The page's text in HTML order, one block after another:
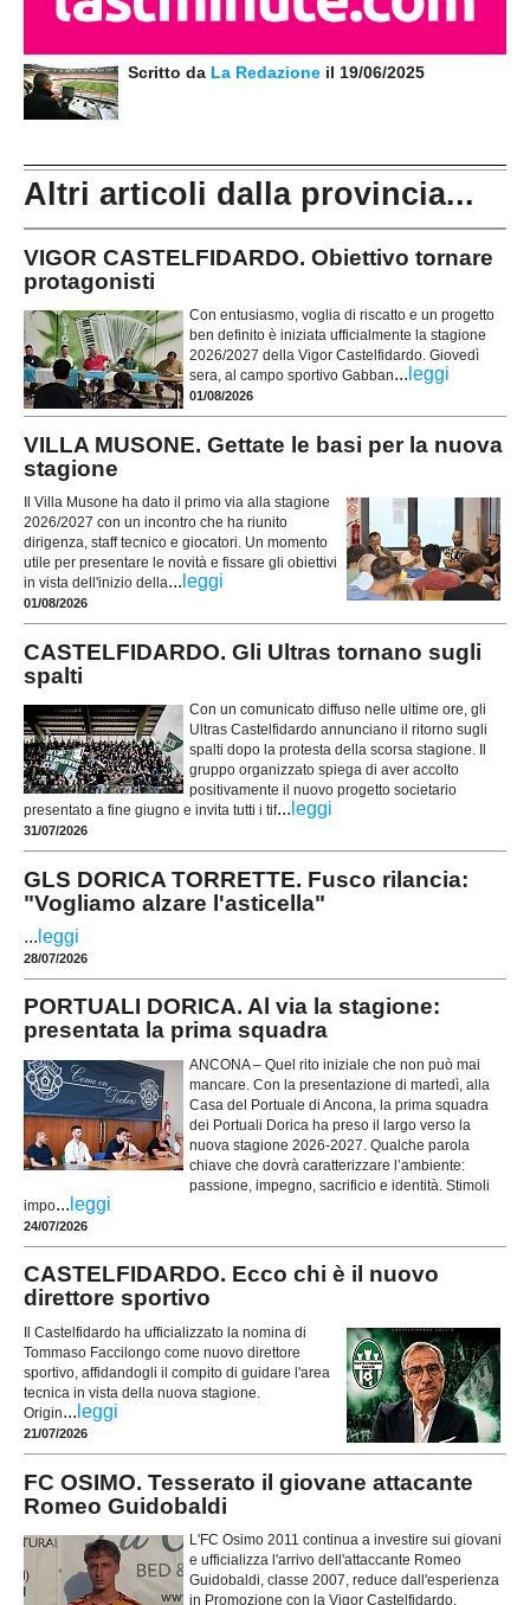
Scritto da La Redazione il 19/06/2025
Altri articoli dalla provincia...
VIGOR CASTELFIDARDO. Obiettivo tornare
protagonisti
Con entusiasmo, voglia di riscatto e un progetto
ben definito è iniziata ufficialmente la stagione
2026/2027 della Vigor Castelfidardo. Giovedì
sera, al campo sportivo Gabban... leggi
01/08/2026
VILLA MUSONE. Gettate le basi per la nuova
stagione
Il Villa Musone ha dato il primo via alla stagione
2026/2027 con un incontro che ha riunito
dirigenza, staff tecnico e giocatori. Un momento
utile per presentare le novità e fissare gli obiettivi
in vista dell'inizio della... leggi
01/08/2026
CASTELFIDARDO. Gli Ultras tornano sugli
spalti
Con un comunicato diffuso nelle ultime ore, gli
Ultras Castelfidardo annunciano il ritorno sugli
spalti dopo la protesta della scorsa stagione. Il
gruppo organizzato spiega di aver accolto
positivamente il nuovo progetto societario
presentato a fine giugno e invita tutti i tif... leggi
31/07/2026
GLS DORICA TORRETTE. Fusco rilancia:
"Vogliamo alzare l'asticella"
... leggi
28/07/2026
PORTUALI DORICA. Al via la stagione:
presentata la prima squadra
ANCONA – Quel rito iniziale che non può mai
mancare. Con la presentazione di martedì, alla
Casa del Portuale di Ancona, la prima squadra
dei Portuali Dorica ha preso il largo verso la
nuova stagione 2026-2027. Qualche parola
chiave che dovrà caratterizzare l’ambiente:
passione, impegno, sacrificio e identità. Stimoli
impo... leggi
24/07/2026
CASTELFIDARDO. Ecco chi è il nuovo
direttore sportivo
Il Castelfidardo ha ufficializzato la nomina di
Tommaso Faccilongo come nuovo direttore
sportivo, affidandogli il compito di guidare l'area
tecnica in vista della nuova stagione.
Origin... leggi
21/07/2026
FC OSIMO. Tesserato il giovane attacante
Romeo Guidobaldi
L'FC Osimo 2011 continua a investire sui giovani
e ufficializza l'arrivo dell'attaccante Romeo
Guidobaldi, classe 2007, reduce dall'esperienza
in Promozione con la Vigor Castelfidardo.